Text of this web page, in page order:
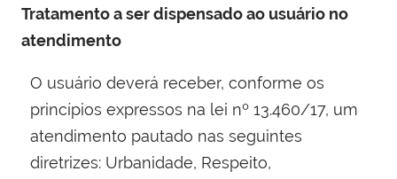
Tratamento a ser dispensado ao usuário no
atendimento
O usuário deverá receber, conforme os
princípios expressos na lei nº 13.460/17, um
atendimento pautado nas seguintes
diretrizes: Urbanidade, Respeito,